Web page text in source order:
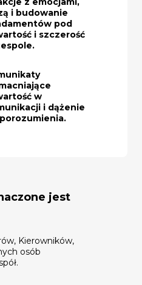
i budowanie
pod
i szczerość
w
i dążenie
jest
Kierowników,
osób